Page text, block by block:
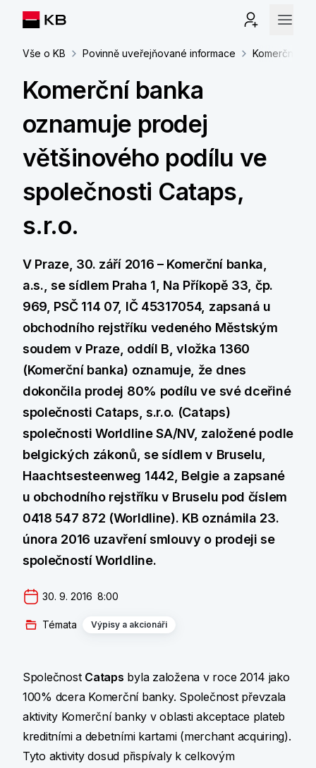
Vše o KB Povinně uveřejňované informace Komerční
Komerční banka
oznamuje prodej
většinového podílu ve
společnosti Cataps,
s.r.o.
V Praze, 30. září 2016 – Komerční banka,
a.s., se sídlem Praha 1, Na Příkopě 33, čp.
969, PSČ 114 07, IČ 45317054, zapsaná u
obchodního rejstříku vedeného Městským
soudem v Praze, oddíl B, vložka 1360
(Komerční banka) oznamuje, že dnes
dokončila prodej 80% podílu ve své dceřiné
společnosti Cataps, s.r.o. (Cataps)
společnosti Worldline SA/NV, založené podle
belgických zákonů, se sídlem v Bruselu,
Haachtsesteenweg 1442, Belgie a zapsané
u obchodního rejstříku v Bruselu pod číslem
0418 547 872 (Worldline). KB oznámila 23.
února 2016 uzavření smlouvy o prodeji se
společností Worldline.
30. 9. 2016  8:00
Témata Výpisy a akcionáři
Společnost Cataps byla založena v roce 2014 jako
100% dcera Komerční banky. Společnost převzala
aktivity Komerční banky v oblasti akceptace plateb
kreditními a debetními kartami (merchant acquiring).
Tyto aktivity dosud přispívaly k celkovým